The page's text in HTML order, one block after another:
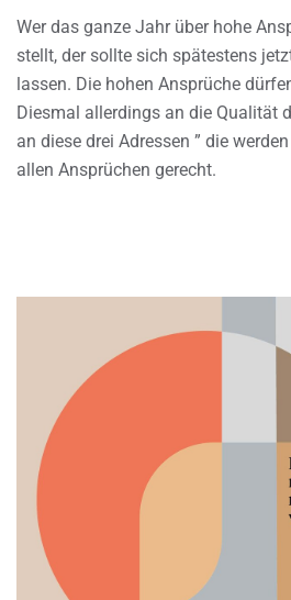
Wer das ganze Jahr über hohe
stellt, der sollte sich spätestens
lassen. Die hohen Ansprüche
Diesmal allerdings an die Qualität
an diese drei Adressen ” die
allen Ansprüchen gerecht.